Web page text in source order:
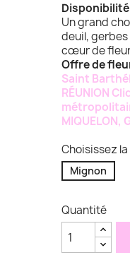
Disponibilité
Un grand
deuil,
cœur de
Offre de
Saint
RÉUNION
MIQUELON,
Choisissez
Mignon
Quantité